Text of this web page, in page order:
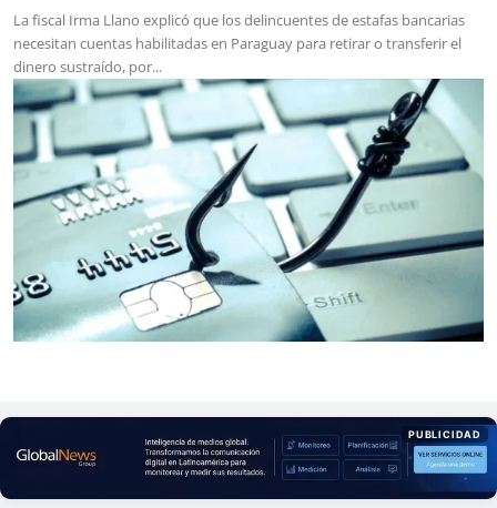
La fiscal Irma Llano explicó que los delincuentes de estafas bancarias
necesitan cuentas habilitadas en Paraguay para retirar o transferir el
dinero sustraído, por...
PUBLICIDAD